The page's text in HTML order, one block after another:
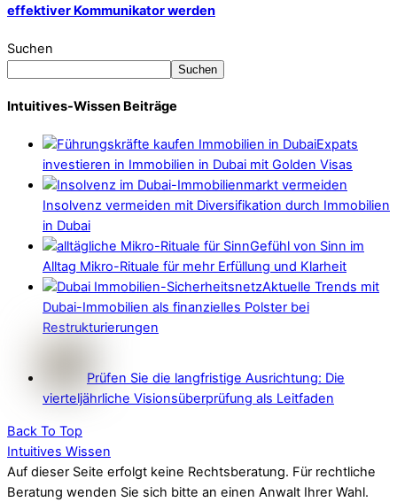
effektiver Kommunikator werden
Suchen
Suchen
Intuitives-Wissen Beiträge
Expats
investieren in Immobilien in Dubai mit Golden Visas
Insolvenz vermeiden mit Diversifikation durch Immobilien
in Dubai
Gefühl von Sinn im
Alltag Mikro-Rituale für mehr Erfüllung und Klarheit
Aktuelle Trends mit
Dubai-Immobilien als finanzielles Polster bei
Restrukturierungen
Prüfen Sie die langfristige Ausrichtung: Die
vierteljährliche Visionsüberprüfung als Leitfaden
Back To Top
Intuitives Wissen
Auf dieser Seite erfolgt keine Rechtsberatung. Für rechtliche
Beratung wenden Sie sich bitte an einen Anwalt Ihrer Wahl.